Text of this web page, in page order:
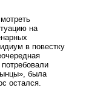
на
в повестку
была
остался.